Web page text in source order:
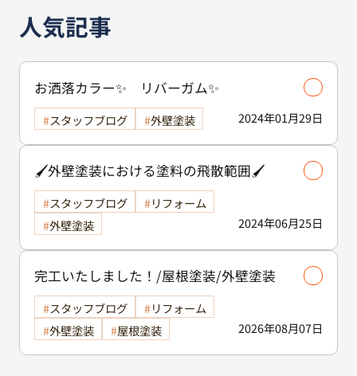
人気記事
お洒落カラー✨ リバーガム✨
2024年01月29日
スタッフブログ 外壁塗装
🖌️外壁塗装における塗料の飛散範囲🖌️
2024年06月25日
スタッフブログ
リフォーム
外壁塗装
完工いたしました！/屋根塗装/外壁塗装
2026年08月07日
スタッフブログ
リフォーム
外壁塗装
屋根塗装